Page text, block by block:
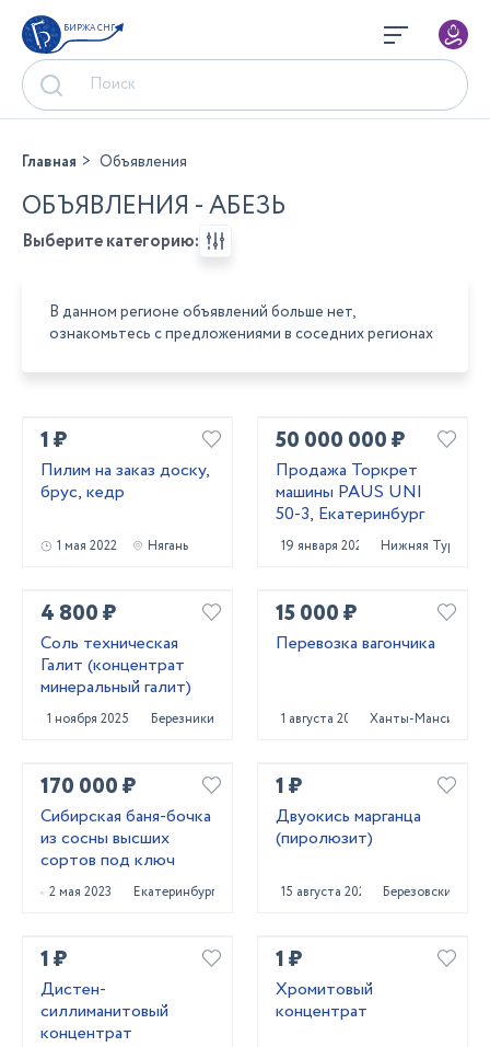
БИРЖА СНГ
Главная Объявления
ОБЪЯВЛЕНИЯ - АБЕЗЬ
Выберите категорию:
В данном регионе объявлений больше нет,
ознакомьтесь с предложениями в соседних регионах
1 ₽
Пилим на заказ доску,
брус, кедр
1 мая 2022 Нягань
50 000 000 ₽
Продажа Торкрет
машины PAUS UNI
50-3, Екатеринбург
19 января 2023 Нижняя Тура
4 800 ₽
Соль техническая
Галит (концентрат
минеральный галит)
1 ноября 2025 Березники
15 000 ₽
Перевозка вагончика
1 августа 2024 Ханты-Мансийск
170 000 ₽
Сибирская баня-бочка
из сосны высших
сортов под ключ
2 мая 2023 Екатеринбург
1 ₽
Двуокись марганца
(пиролюзит)
15 августа 2023 Березовский
1 ₽
Дистен-
силлиманитовый
концентрат
1 ₽
Хромитовый
концентрат